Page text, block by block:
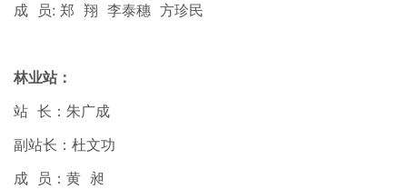
成 员: 郑 翔 李泰穗 方珍民
林业站：
站 长：朱广成
副站长：杜文功
成 员：黄 昶